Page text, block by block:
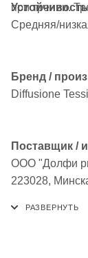
при трении.
Средняя/
Бренд /
Diffusione
Поставщик /
ООО "Долфи
223028,